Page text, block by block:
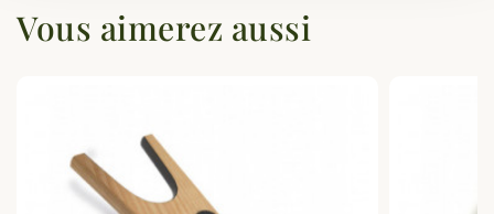
Vous aimerez aussi